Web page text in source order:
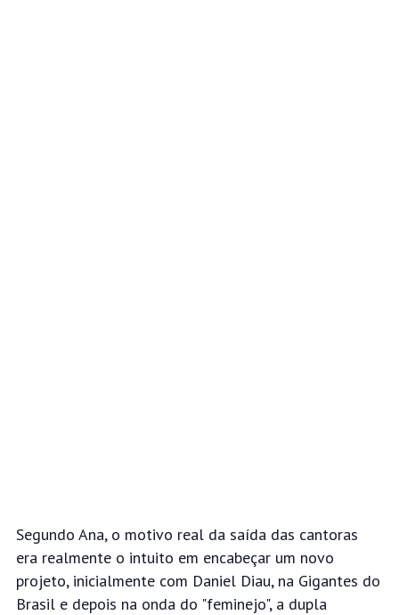
Segundo Ana, o motivo real da saída das cantoras
era realmente o intuito em encabeçar um novo
projeto, inicialmente com Daniel Diau, na Gigantes do
Brasil e depois na onda do "feminejo", a dupla